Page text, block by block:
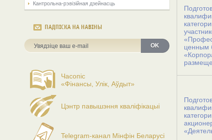
Кантрольна-рэвізійная дзейнасць
ПАДПІСКА НА НАВІНЫ
OK
Часопіс
«Фінансы, Улік, Аўдыт»
Цэнтр павышэння кваліфікацыі
Telegram-канал Мінфін Беларусі
ценным